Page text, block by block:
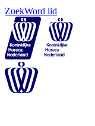
ZoekWord lid